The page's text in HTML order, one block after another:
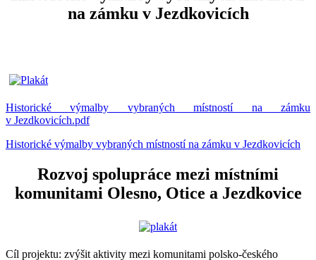
na zámku v Jezdkovicích
Historické výmalby vybraných místností na zámku
v Jezdkovicích.pdf
Historické výmalby vybraných místností na zámku v Jezdkovicích
Rozvoj spolupráce mezi místními
komunitami Olesno, Otice a Jezdkovice
Cíl projektu: zvýšit aktivity mezi komunitami polsko-českého